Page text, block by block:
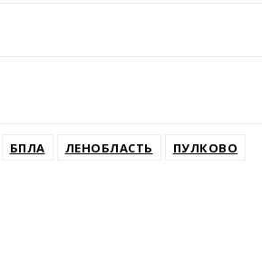
БПЛА ЛЕНОБЛАСТЬ ПУЛКОВО